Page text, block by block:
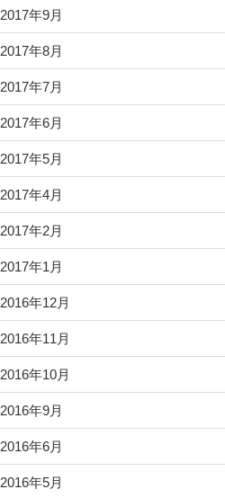
2017年9月
2017年8月
2017年7月
2017年6月
2017年5月
2017年4月
2017年2月
2017年1月
2016年12月
2016年11月
2016年10月
2016年9月
2016年6月
2016年5月